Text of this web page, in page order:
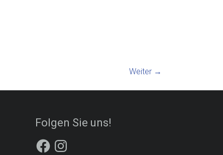
Weiter →
Folgen Sie uns!
FacebookInstagram